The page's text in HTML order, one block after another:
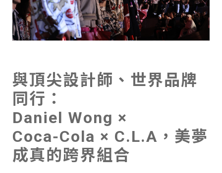
與頂尖設計師、世界品牌
同行：
Daniel Wong ×
Coca‑Cola × C.L.A，美夢
成真的跨界組合